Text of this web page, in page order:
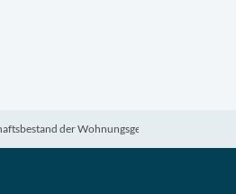
► 3:18 Min
der Wohnungsgesellschaft der Stadt